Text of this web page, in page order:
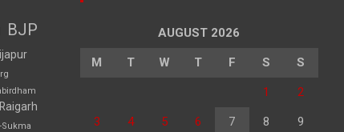
BJP AUGUST 2026
M T W T F S S
1 2
3 4 5 6 7 8 9